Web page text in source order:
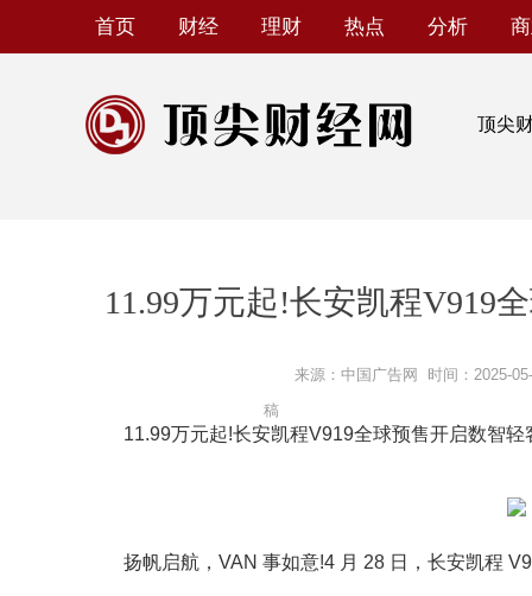
首页 财经 理财 热点 分析
顶尖
11.99万元起!长安凯程V919
来源：中国广告网 时间：2025-
稿
11.99万元起!长安凯程V919全球预售开启数智轻
扬帆启航，VAN 事如意!4 月 28 日，长安凯程